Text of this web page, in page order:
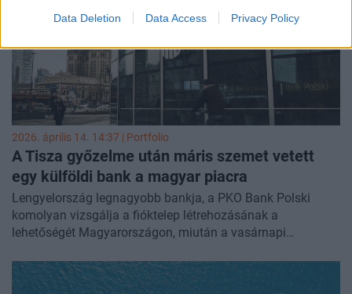
Data Deletion Data Access Privacy Policy
2026. április 14. 14:37 | Portfolio
A Tisza győzelme után máris szemet vetett
egy külföldi bank a magyar piacra
Lengyelország legnagyobb bankja, a PKO Bank Polski
komolyan vizsgálja a fióktelep létrehozásának a
lehetőségét Magyarországon, miután a vasárnapi
győzelmet aratott - írta aBloomberg